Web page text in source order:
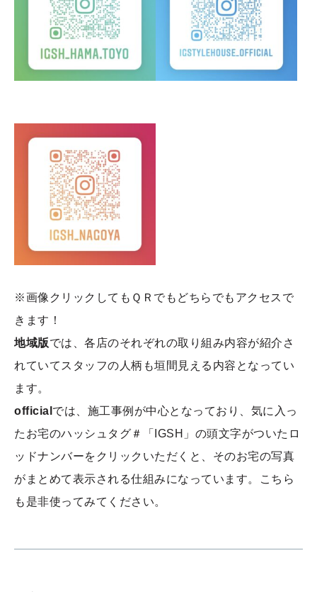
※画像クリックしてもＱＲでもどちらでもアクセスで
きます！
地域版では、各店のそれぞれの取り組み内容が紹介さ
れていてスタッフの人柄も垣間見える内容となってい
ます。
official では、施工事例が中心となっており、気に入っ
たお宅のハッシュタグ＃「IGSH」の頭文字がついたロ
ッドナンバーをクリックいただくと、そのお宅の写真
がまとめて表示される仕組みになっています。こちら
も是非使ってみてください。